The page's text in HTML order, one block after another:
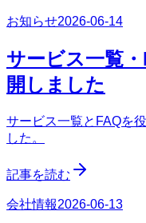
お知らせ2026-06-14
サービス一覧
開しました
サービス一覧とFAQを
した。
記事を読む
会社情報2026-06-13